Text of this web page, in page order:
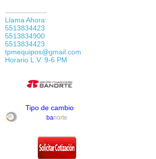
---------------------
Llama Ahora:
5513834423
5513834900
5513834423
tpmequipos@gmail.com
Horario L.V. 9-6 PM
Tipo de cambio
banorte